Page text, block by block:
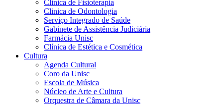
Clinica de Fisioterapia
Clinica de Odontologia
Serviço Integrado de Saúde
Gabinete de Assistência Judiciária
Farmácia Unisc
Clínica de Estética e Cosmética
Cultura
Agenda Cultural
Coro da Unisc
Escola de Música
Núcleo de Arte e Cultura
Orquestra de Câmara da Unisc